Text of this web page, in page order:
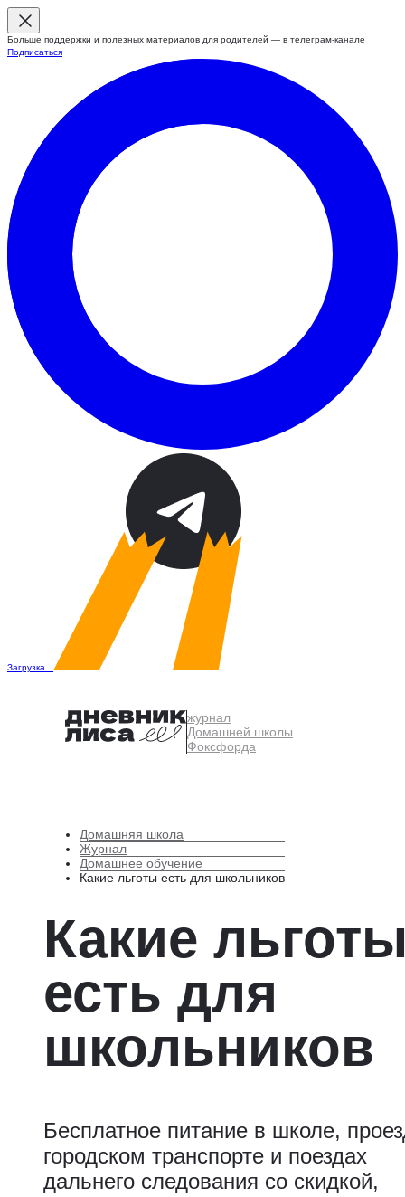
Больше поддержки и полезных материалов для родителей — в телеграм-канале
Подписаться
Загрузка...
журнал
Домашней школы
Фоксфорда
Домашняя школа
Журнал
Домашнее обучение
Какие льготы есть для школьников
Какие
есть для
школьников
Бесплатное питание в школе,
городском транспорте и поездах
дальнего следования со скидкой,